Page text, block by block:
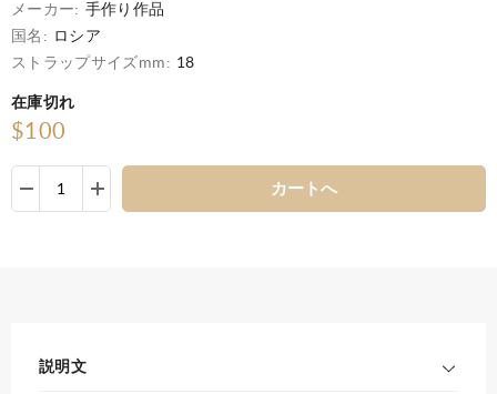
メーカー: 手作り作品
国名:
ロシア
ストラップサイズmm: 18
在庫切れ
$100
カートへ
説明文